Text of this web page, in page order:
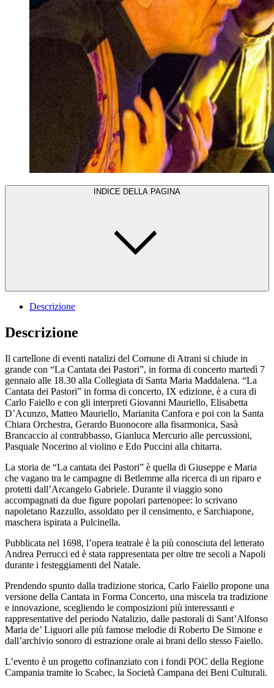
INDICE DELLA PAGINA
Descrizione
Descrizione
Il cartellone di eventi natalizi del Comune di Atrani si chiude in
grande con “La Cantata dei Pastori”, in forma di concerto martedì 7
gennaio alle 18.30 alla Collegiata di Santa Maria Maddalena. “La
Cantata dei Pastori” in forma di concerto, IX edizione, è a cura di
Carlo Faiello e con gli interpreti Giovanni Mauriello, Elisabetta
D’Acunzo, Matteo Mauriello, Marianita Canfora e poi con la Santa
Chiara Orchestra, Gerardo Buonocore alla fisarmonica, Sasà
Brancaccio al contrabbasso, Gianluca Mercurio alle percussioni,
Pasquale Nocerino al violino e Edo Puccini alla chitarra.
La storia de “La cantata dei Pastori” è quella di Giuseppe e Maria
che vagano tra le campagne di Betlemme alla ricerca di un riparo e
protetti dall’Arcangelo Gabriele. Durante il viaggio sono
accompagnati da due figure popolari partenopee: lo scrivano
napoletano Razzullo, assoldato per il censimento, e Sarchiapone,
maschera ispirata a Pulcinella.
Pubblicata nel 1698, l’opera teatrale è la più conosciuta del letterato
Andrea Perrucci ed è stata rappresentata per oltre tre secoli a Napoli
durante i festeggiamenti del Natale.
Prendendo spunto dalla tradizione storica, Carlo Faiello propone una
versione della Cantata in Forma Concerto, una miscela tra tradizione
e innovazione, scegliendo le composizioni più interessanti e
rappresentative del periodo Natalizio, dalle pastorali di Sant’Alfonso
Maria de’ Liguori alle più famose melodie di Roberto De Simone e
dall’archivio sonoro di estrazione orale ai brani dello stesso Faiello.
L’evento è un progetto cofinanziato con i fondi POC della Regione
Campania tramite lo Scabec, la Società Campana dei Beni Culturali.